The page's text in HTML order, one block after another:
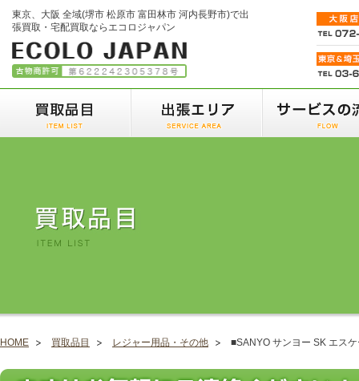
東京、大阪 全域(堺市 松原市 富田林市 河内長野市)で出
張買取・宅配買取ならエコロジャパン
HOME 買取品目 レジャー用品・その他 ■SANYO サンヨー SK エス